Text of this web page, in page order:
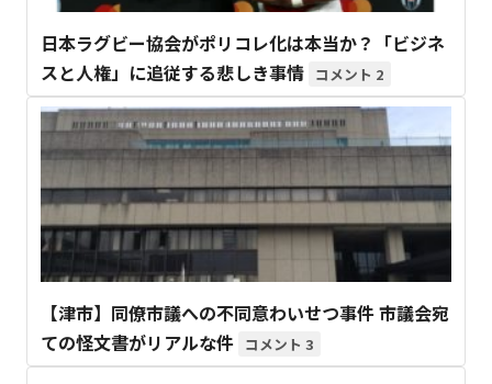
日本ラグビー協会がポリコレ化は本当か？「ビジネ
スと人権」に追従する悲しき事情
2
【津市】同僚市議への不同意わいせつ事件 市議会宛
ての怪文書がリアルな件
3